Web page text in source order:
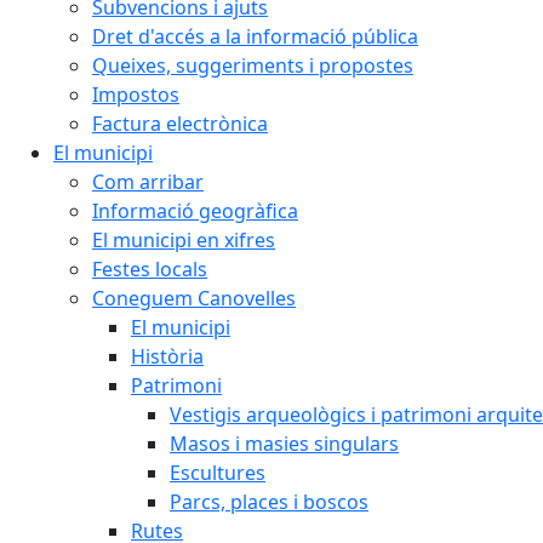
Subvencions i ajuts
Dret d'accés a la informació pública
Queixes, suggeriments i propostes
Impostos
Factura electrònica
El municipi
Com arribar
Informació geogràfica
El municipi en xifres
Festes locals
Coneguem Canovelles
El municipi
Història
Patrimoni
Vestigis arqueològics i patrimoni
Masos i masies singulars
Escultures
Parcs, places i boscos
Rutes